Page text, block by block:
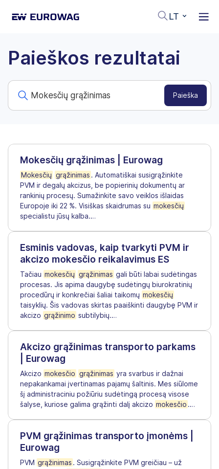
LT
Paieškos rezultatai
Mokesčių grąžinimas | Eurowag
Mokesčių grąžinimas . Automatiškai susigrąžinkite
PVM ir degalų akcizus, be popierinių dokumentų ar
rankinių procesų. Sumažinkite savo veiklos išlaidas
Europoje iki 22 %. Visiškas skaidrumas su mokesčių
specialistu jūsų kalba.…
Esminis vadovas, kaip tvarkyti PVM ir
akcizo mokesčio reikalavimus ES
Tačiau mokesčių grąžinimas gali būti labai sudėtingas
procesas. Jis apima daugybę sudėtingų biurokratinių
procedūrų ir konkrečiai šaliai taikomų mokesčių
taisyklių. Šis vadovas skirtas paaiškinti daugybę PVM ir
akcizo grąžinimo subtilybių.…
Akcizo grąžinimas transporto parkams
| Eurowag
Akcizo mokesčio grąžinimas yra svarbus ir dažnai
nepakankamai įvertinamas pajamų šaltinis. Mes siūlome
šį administraciniu požiūriu sudėtingą procesą visose
šalyse, kuriose galima grąžinti dalį akcizo mokesčio .…
PVM grąžinimas transporto įmonėms |
Eurowag
PVM grąžinimas . Susigrąžinkite PVM greičiau – už